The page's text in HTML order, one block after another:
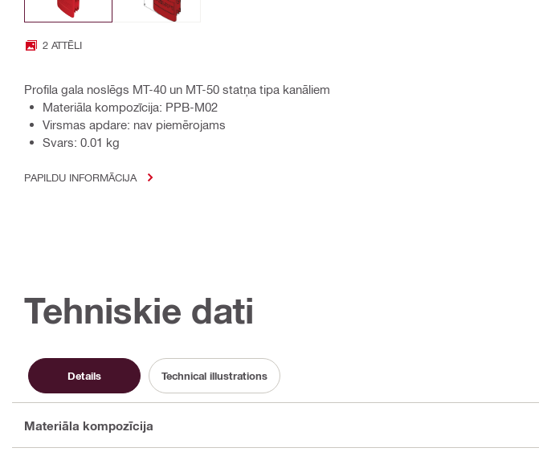
2 ATTĒLI
Profila gala noslēgs MT-40 un MT-50 statņa tipa kanāliem
Materiāla kompozīcija: PPB-M02
Virsmas apdare: nav piemērojams
Svars: 0.01 kg
PAPILDU INFORMĀCIJA
Tehniskie dati
Details Technical illustrations
Materiāla kompozīcija